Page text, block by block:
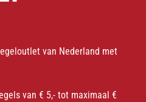
van Nederland met
van € 5,- tot maximaal €